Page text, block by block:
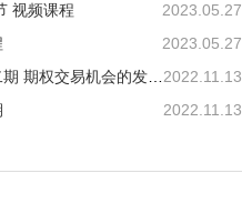
2023.05.27
视频课程
2023.05.27
2022.11.13
易机会的发现 视频课程
2022.11.13